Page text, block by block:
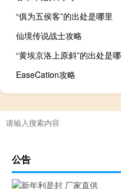
“俱为五侯客”的出处是哪里
仙境传说战士攻略
“黄埃京洛上原斜”的出处是
EaseCation攻略
公告